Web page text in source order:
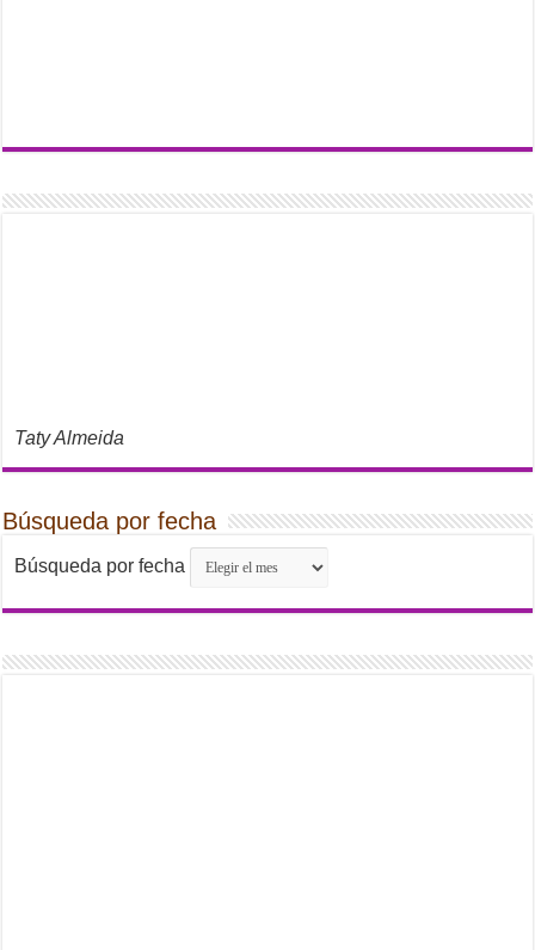
Taty Almeida
Búsqueda por fecha
Búsqueda por fecha